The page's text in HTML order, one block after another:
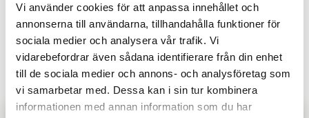
Vi använder cookies för att anpassa innehållet och
annonserna till användarna, tillhandahålla funktioner för
sociala medier och analysera vår trafik. Vi
vidarebefordrar även sådana identifierare från din enhet
till de sociala medier och annons- och analysföretag som
vi samarbetar med. Dessa kan i sin tur kombinera
informationen med annan information som du har
En bra polis(utbildning). Frågan om akademisk förtätning och
praktiska färdigheterpågår fram till 2027 vid Linnéuniversitetet,
fakulteten för samhällsvetenskap. Projektet finansieras av
Vetenskapsrådet.